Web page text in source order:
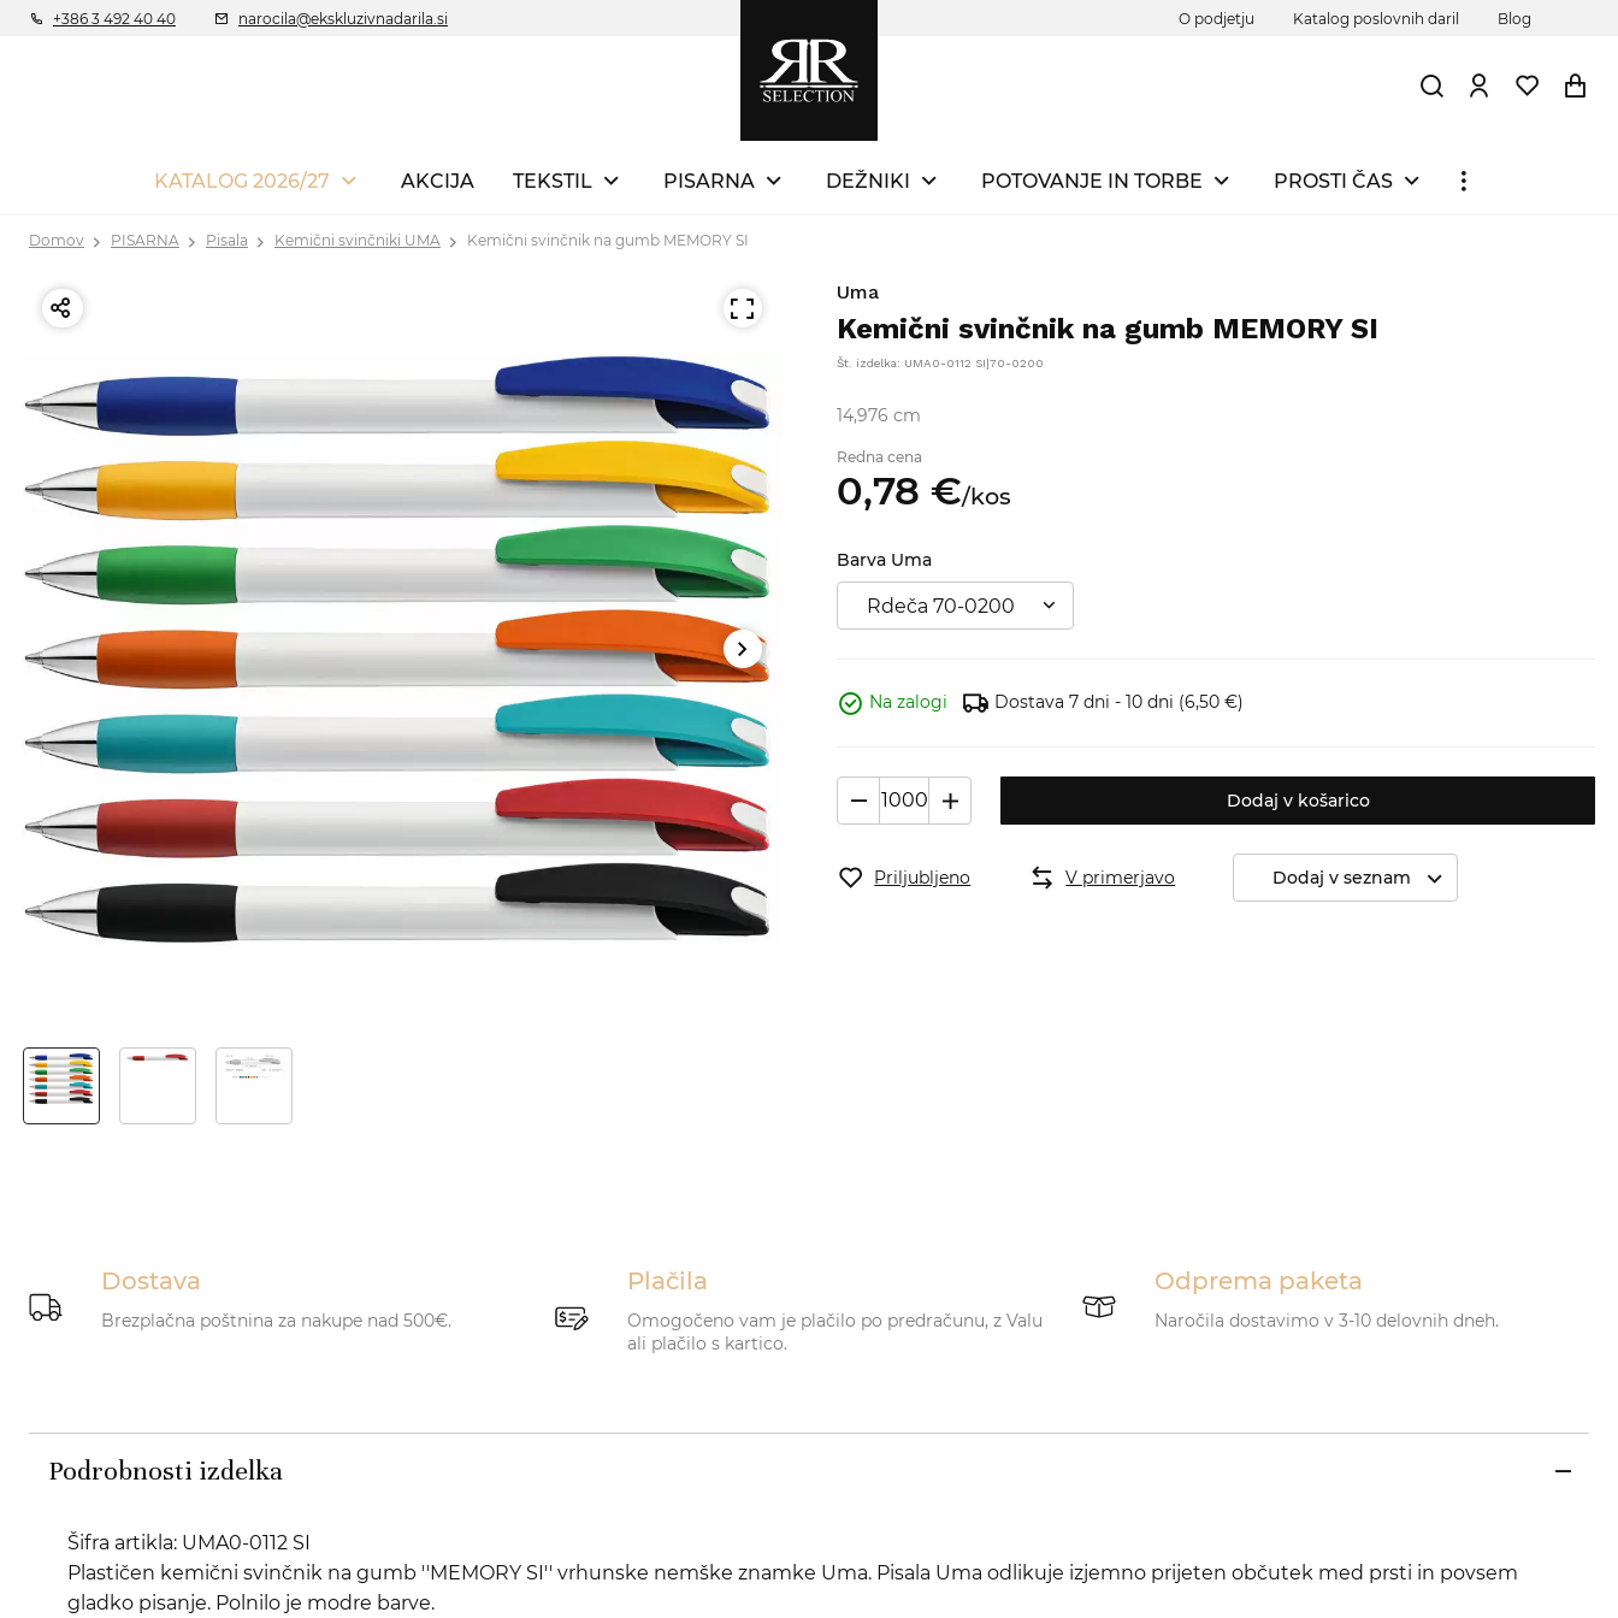
+386 3 492 40 40 narocila@ekskluzivnadarila.si O podjetju Katalog poslovnih daril Blog
KATALOG 2026/27 AKCIJA TEKSTIL PISARNA DEŽNIKI POTOVANJE IN TORBE PROSTI ČAS
Domov PISARNA Pisala Kemični svinčniki UMA Kemični svinčnik na gumb MEMORY SI
Uma
Kemični svinčnik na gumb MEMORY SI
Št. izdelka: UMA0-0112 SI|70-0200
14,976 cm
Redna cena
0,78 €/kos
Barva Uma
Rdeča 70-0200
Na zalogi Dostava 7 dni - 10 dni (6,50 €)
Dodaj v košarico
Priljubljeno V primerjavo Dodaj v seznam
Dostava
Brezplačna poštnina za nakupe nad 500€.
Plačila
Omogočeno vam je plačilo po predračunu, z Valu
ali plačilo s kartico.
Odprema paketa
Naročila dostavimo v 3-10 delovnih dneh.
Podrobnosti izdelka
Šifra artikla: UMA0-0112 SI
Plastičen kemični svinčnik na gumb ''MEMORY SI'' vrhunske nemške znamke Uma. Pisala Uma odlikuje izjemno prijeten občutek med prsti in povsem
gladko pisanje. Polnilo je modre barve.